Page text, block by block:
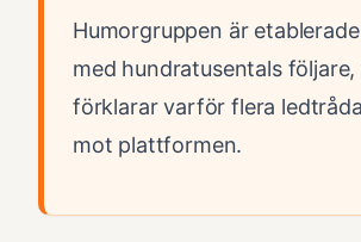
Humorgruppen är
med hundratusentals följare,
förklarar varför flera
mot plattformen.